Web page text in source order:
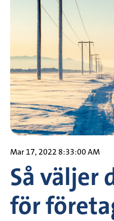
Mar 17, 2022 8:33:00 AM
Så väljer
för